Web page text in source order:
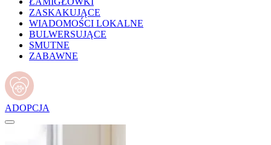
ZASKAKUJĄCE
WIADOMOŚCI LOKALNE
BULWERSUJĄCE
SMUTNE
ZABAWNE
ADOPCJA